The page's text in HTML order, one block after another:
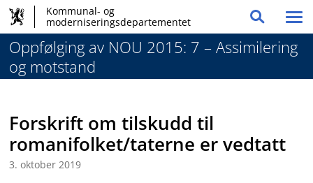
Hopp
innhold
Hovednavigasjon
og
globale
verktøy
Kommunal- og
moderniseringsdepartementet
Søk
Vis
/
Oppfølging av NOU 2015: 7 – Assimilering
og motstand
Forskrift om tilskudd til
romanifolket/taterne er vedtatt
3. oktober 2019